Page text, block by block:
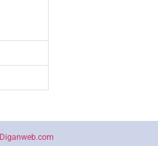
Diganweb.com